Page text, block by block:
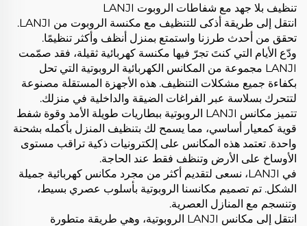
تنظيف بلا جهد مع شفاطات الروبوت LANJI
انتقل إلى طريقة أذكى للتنظيف مع مكنسة الروبوت من LANJI.
تحقق من أحدث طرزنا واستمتع بمنزل أنظف وأكثر تنظيمًا.
ودّع الأيام التي كنتَ تجرّ فيها مكنسة كهربائية ثقيلة، فقد صمّمت
LANJI مجموعة من المكانس الكهربائية الروبوتية التي تحل
بكفاءة جميع مشكلات التنظيف. هذه الأجهزة المستقلة مصنوعة
لتتحرك بسلاسة عبر الفراغات الضيقة والداخلية في منزلك.
تتميز مكانس LANJI الروبوتية ببطاريات طويلة الأمد وقوة شفط
قوية كمعيار أساسي، مما يسمح لك بتنظيف المنزل بأكمله بشحنة
واحدة. تعتمد هذه المكانس على إلكترونيات ذكية تراقب مستوى
الأوساخ على الأرض وتنظف فقط عند الحاجة.
في LANJI، نسعى لتقديم أكثر من مجرد مكانس كهربائية جميلة
الشكل. تم تصميم مكانسنا الروبوتية بأسلوب عصري بسيط،
وتنسجم مع المنازل العصرية.
انتقل إلى مكانس LANJI الروبوتية، وهي طريقة متطورة